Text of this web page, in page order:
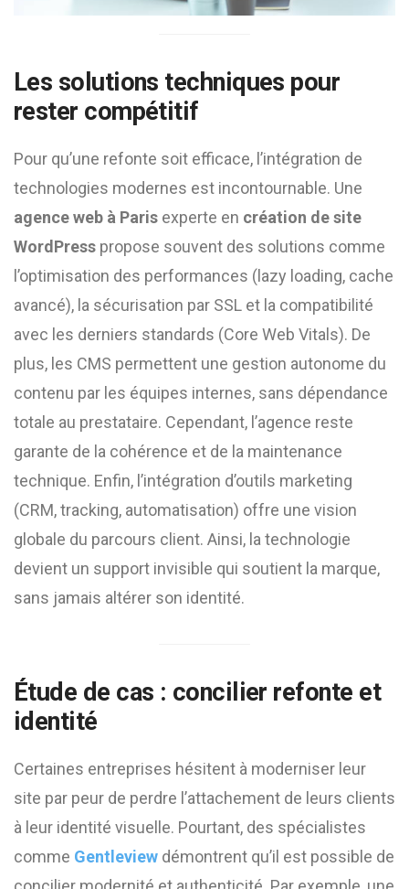
Les solutions techniques pour
rester compétitif
Pour qu’une refonte soit efficace, l’intégration de
technologies modernes est incontournable. Une
agence web à Paris experte en création de site
WordPress propose souvent des solutions comme
l’optimisation des performances (lazy loading, cache
avancé), la sécurisation par SSL et la compatibilité
avec les derniers standards (Core Web Vitals). De
plus, les CMS permettent une gestion autonome du
contenu par les équipes internes, sans dépendance
totale au prestataire. Cependant, l’agence reste
garante de la cohérence et de la maintenance
technique. Enfin, l’intégration d’outils marketing
(CRM, tracking, automatisation) offre une vision
globale du parcours client. Ainsi, la technologie
devient un support invisible qui soutient la marque,
sans jamais altérer son identité.
Étude de cas : concilier refonte et
identité
Certaines entreprises hésitent à moderniser leur
site par peur de perdre l’attachement de leurs clients
à leur identité visuelle. Pourtant, des spécialistes
comme Gentleview démontrent qu’il est possible de